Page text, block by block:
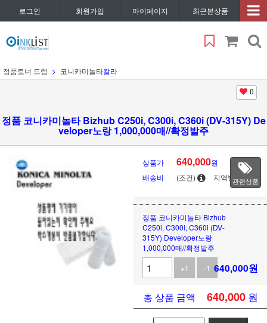
로그인 회원가입 마이페이지 최근본상품
정품토너 드럼 코니카미놀타칼라
0
정품 코니카미놀타 Bizhub C250i, C300i, C360i (DV-315Y) De
veloper노랑 1,000,000매//확정발주
상품가 640,000원
배송비
(조건) 지역별관련상품
정품 코니카미놀타 Bizhub
C250i, C300i, C360i (DV-
315Y) Developer노랑
1,000,000매//확정발주
+1
-1 640,000원
총 상품 금액 640,000 원